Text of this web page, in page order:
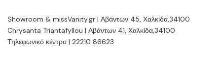
Showroom & missVanity.gr | Αβάντων 45, Χαλκίδα,34100
Chrysanta Triantafyllou | Αβάντων 41, Χαλκίδα,34100
Τηλεφωνικό κέντρο | 22210 86623